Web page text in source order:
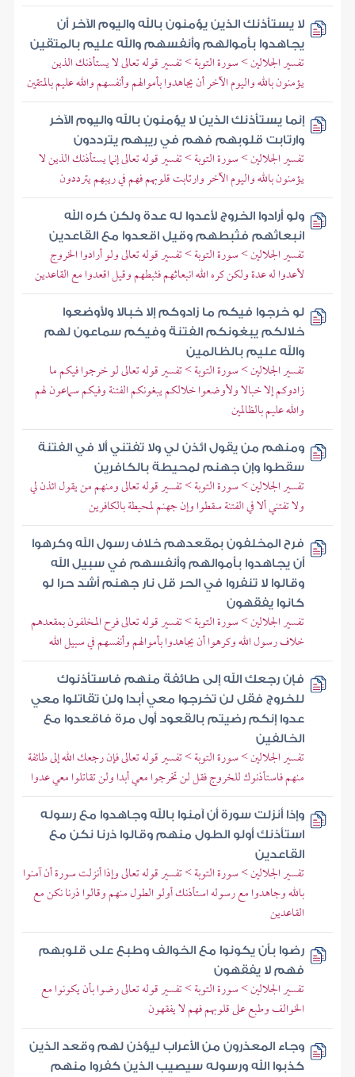
لا يستأذنك الذين يؤمنون بالله واليوم الآخر أن
يجاهدوا بأموالهم وأنفسهم والله عليم بالمتقين
تفسير الجلالين > سورة التوبة > تفسير قوله تعالى لا يستأذنك الذين
يؤمنون بالله واليوم الآخر أن يجاهدوا بأموالهم وأنفسهم والله عليم بالمتقين
إنما يستأذنك الذين لا يؤمنون بالله واليوم الآخر
وارتابت قلوبهم فهم في ريبهم يترددون
تفسير الجلالين > سورة التوبة > تفسير قوله تعالى إنما يستأذنك الذين لا
يؤمنون بالله واليوم الآخر وارتابت قلوبهم فهم في ريبهم يترددون
ولو أرادوا الخروج لأعدوا له عدة ولكن كره الله
انبعاثهم فثبطهم وقيل اقعدوا مع القاعدين
تفسير الجلالين > سورة التوبة > تفسير قوله تعالى ولو أرادوا الخروج
لأعدوا له عدة ولكن كره الله انبعاثهم فثبطهم وقيل اقعدوا مع القاعدين
لو خرجوا فيكم ما زادوكم إلا خبالا ولأوضعوا
خلالكم يبغونكم الفتنة وفيكم سماعون لهم
والله عليم بالظالمين
تفسير الجلالين > سورة التوبة > تفسير قوله تعالى لو خرجوا فيكم ما
زادوكم إلا خبالا ولأوضعوا خلالكم يبغونكم الفتنة وفيكم سماعون لهم
والله عليم بالظالمين
ومنهم من يقول ائذن لي ولا تفتني ألا في الفتنة
سقطوا وإن جهنم لمحيطة بالكافرين
تفسير الجلالين > سورة التوبة > تفسير قوله تعالى ومنهم من يقول ائذن لي
ولا تفتني ألا في الفتنة سقطوا وإن جهنم لمحيطة بالكافرين
فرح المخلفون بمقعدهم خلاف رسول الله وكرهوا
أن يجاهدوا بأموالهم وأنفسهم في سبيل الله
وقالوا لا تنفروا في الحر قل نار جهنم أشد حرا لو
كانوا يفقهون
تفسير الجلالين > سورة التوبة > تفسير قوله تعالى فرح المخلفون بمقعدهم
خلاف رسول الله وكرهوا أن يجاهدوا بأموالهم وأنفسهم في سبيل الله
فإن رجعك الله إلى طائفة منهم فاستأذنوك
للخروج فقل لن تخرجوا معي أبدا ولن تقاتلوا معي
عدوا إنكم رضيتم بالقعود أول مرة فاقعدوا مع
الخالفين
تفسير الجلالين > سورة التوبة > تفسير قوله تعالى فإن رجعك الله إلى طائفة
منهم فاستأذنوك للخروج فقل لن تخرجوا معي أبدا ولن تقاتلوا معي عدوا
وإذا أنزلت سورة أن آمنوا بالله وجاهدوا مع رسوله
استأذنك أولو الطول منهم وقالوا ذرنا نكن مع
القاعدين
تفسير الجلالين > سورة التوبة > تفسير قوله تعالى وإذا أنزلت سورة أن آمنوا
بالله وجاهدوا مع رسوله استأذنك أولو الطول منهم وقالوا ذرنا نكن مع
القاعدين
رضوا بأن يكونوا مع الخوالف وطبع على قلوبهم
فهم لا يفقهون
تفسير الجلالين > سورة التوبة > تفسير قوله تعالى رضوا بأن يكونوا مع
الخوالف وطبع على قلوبهم فهم لا يفقهون
وجاء المعذرون من الأعراب ليؤذن لهم وقعد الذين
كذبوا الله ورسوله سيصيب الذين كفروا منهم